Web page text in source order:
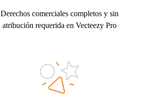
Derechos comerciales completos y sin
atribución requerida en Vecteezy Pro